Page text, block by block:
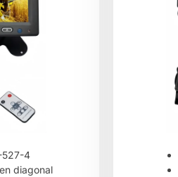
527-4
diagonal